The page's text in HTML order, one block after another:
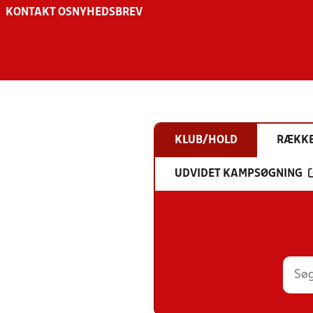
KONTAKT OS NYHEDSBREV
KLUB/HOLD
UDVIDET KAMPSØGNING